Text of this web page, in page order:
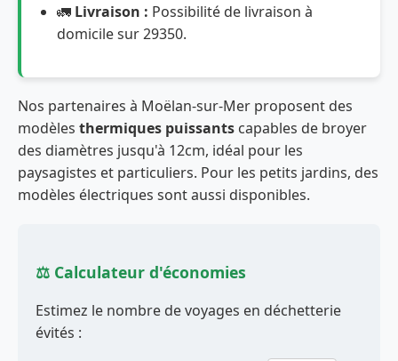
🚛 Livraison : Possibilité de livraison à
domicile sur 29350.
Nos partenaires à Moëlan-sur-Mer proposent des
modèles thermiques puissants capables de broyer
des diamètres jusqu'à 12cm, idéal pour les
paysagistes et particuliers. Pour les petits jardins, des
modèles électriques sont aussi disponibles.
⚖️ Calculateur d'économies
Estimez le nombre de voyages en déchetterie
évités :